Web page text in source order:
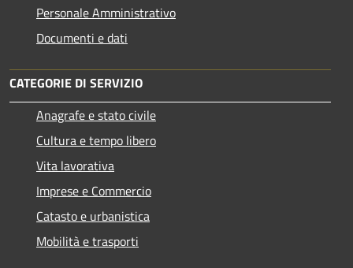
Personale Amministrativo
Documenti e dati
CATEGORIE DI SERVIZIO
Anagrafe e stato civile
Cultura e tempo libero
Vita lavorativa
Imprese e Commercio
Catasto e urbanistica
Mobilità e trasporti